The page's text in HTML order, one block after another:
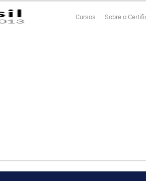
Cursos Sobre o